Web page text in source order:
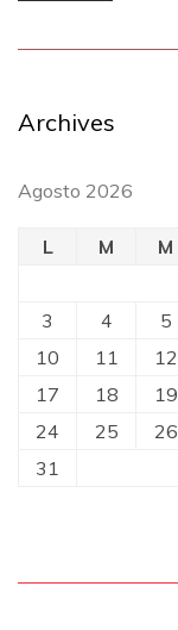
Archives
Agosto 2026
L M M
3
4 5
10
11 12
17
18 19
24
25 26
31